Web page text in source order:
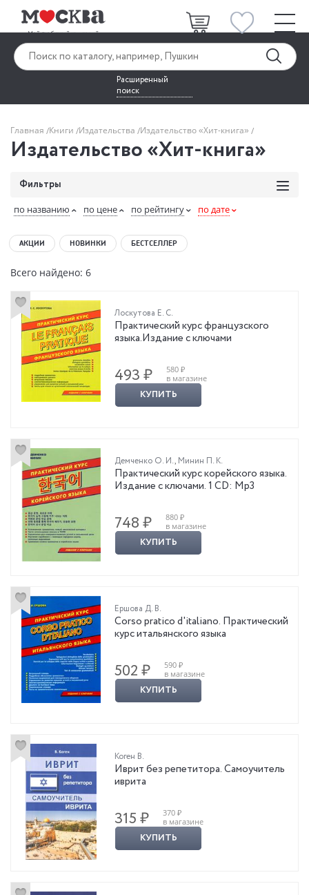
Расширенный
поиск
Главная Книги Издательства Издательство «Хит-книга»
Издательство «Хит-книга»
Фильтры
по названию по цене по рейтингу по дате
АКЦИИ НОВИНКИ БЕСТСЕЛЛЕР
Всего найдено: 6
Лоскутова Е. С.
Практический курс французского
языка.Издание с ключами
493 ₽
580 ₽
в магазине
КУПИТЬ
Демченко О. И., Минин П. К.
Практический курс корейского языка.
Издание с ключами. 1 CD: Mp3
748 ₽
880 ₽
в магазине
КУПИТЬ
Ершова Д. В.
Corso pratico d'italiano. Практический
курс итальянского языка
502 ₽
590 ₽
в магазине
КУПИТЬ
Коген В.
Иврит без репетитора. Самоучитель
иврита
315 ₽
370 ₽
в магазине
КУПИТЬ